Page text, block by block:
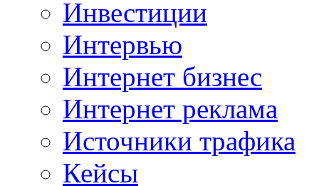
Инвестиции
Интервью
Интернет бизнес
Интернет реклама
Источники трафика
Кейсы